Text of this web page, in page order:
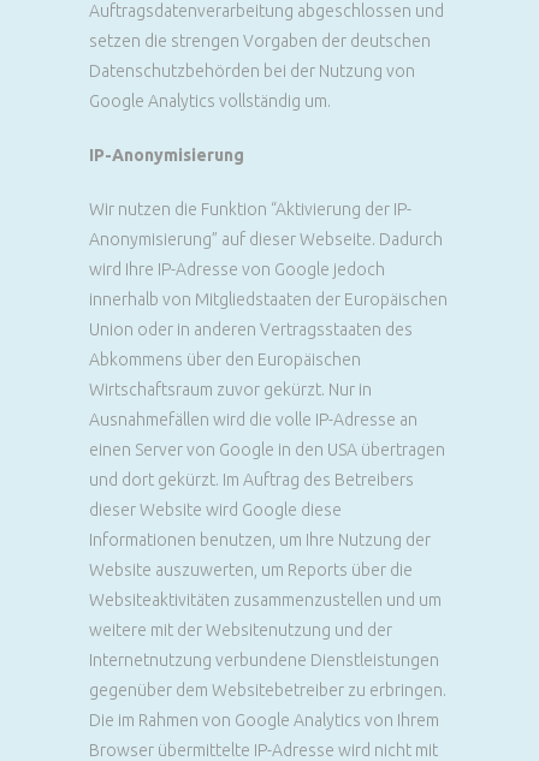
Auftragsdatenverarbeitung abgeschlossen und
setzen die strengen Vorgaben der deutschen
Datenschutzbehörden bei der Nutzung von
Google Analytics vollständig um.
IP-Anonymisierung
Wir nutzen die Funktion “Aktivierung der IP-
Anonymisierung” auf dieser Webseite. Dadurch
wird Ihre IP-Adresse von Google jedoch
innerhalb von Mitgliedstaaten der Europäischen
Union oder in anderen Vertragsstaaten des
Abkommens über den Europäischen
Wirtschaftsraum zuvor gekürzt. Nur in
Ausnahmefällen wird die volle IP-Adresse an
einen Server von Google in den USA übertragen
und dort gekürzt. Im Auftrag des Betreibers
dieser Website wird Google diese
Informationen benutzen, um Ihre Nutzung der
Website auszuwerten, um Reports über die
Websiteaktivitäten zusammenzustellen und um
weitere mit der Websitenutzung und der
Internetnutzung verbundene Dienstleistungen
gegenüber dem Websitebetreiber zu erbringen.
Die im Rahmen von Google Analytics von Ihrem
Browser übermittelte IP-Adresse wird nicht mit